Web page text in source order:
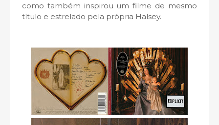
como também inspirou um filme de mesmo
título e estrelado pela própria Halsey.